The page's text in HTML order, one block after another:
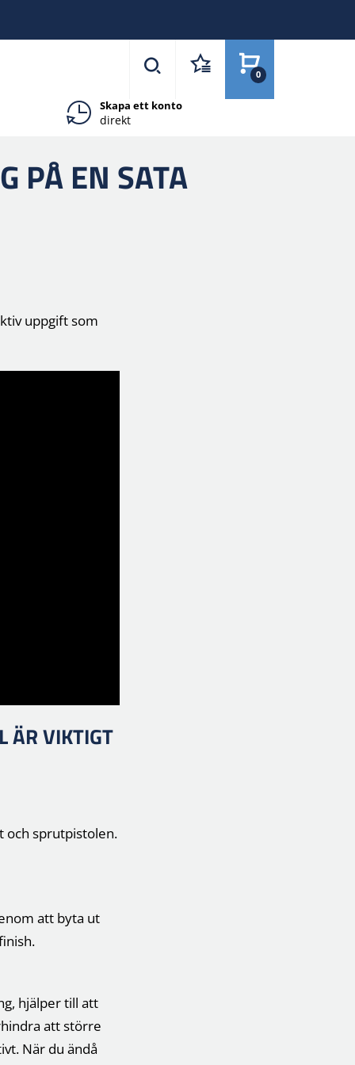
0
Skapa ett konto
direkt
PÅ EN SATA
uppgift som
ÄR VIKTIGT
och sprutpistolen.
att byta ut
hjälper till att
att större
När du ändå